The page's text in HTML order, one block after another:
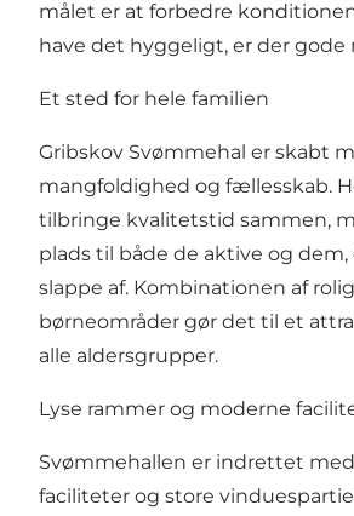
målet er at forbedre
have det hyggeligt, er der gode
Et sted for hele familien
Gribskov Svømmehal er skabt
mangfoldighed og fællesskab.
tilbringe kvalitetstid sammen,
plads til både de aktive og dem,
slappe af. Kombinationen af
børneområder gør det til et
alle aldersgrupper.
Lyse rammer og moderne
Svømmehallen er indrettet
faciliteter og store